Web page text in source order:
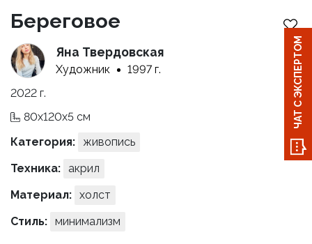
Береговое
Яна Твердовская
Художник
1997 г.
2022 г.
80x120x5 см
Категория:
живопись
Техника:
акрил
Материал: холст
Стиль: минимализм
ЧАТ С ЭКСПЕРТОМ